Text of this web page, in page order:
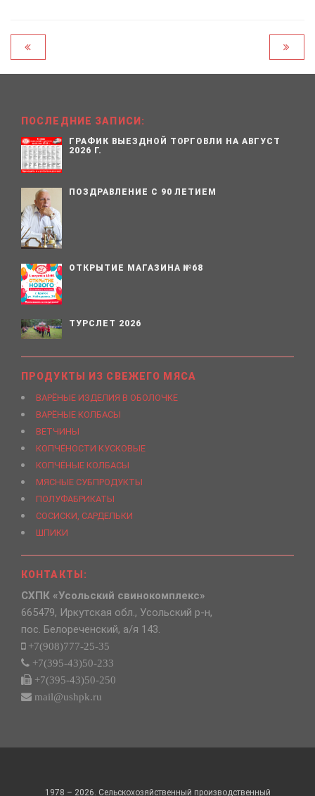
ПОСЛЕДНИЕ ЗАПИСИ:
ГРАФИК ВЫЕЗДНОЙ ТОРГОВЛИ НА АВГУСТ
2026 Г.
ПОЗДРАВЛЕНИЕ С 90 ЛЕТИЕМ
ОТКРЫТИЕ МАГАЗИНА №68
ТУРСЛЕТ 2026
ПРОДУКТЫ ИЗ СВЕЖЕГО МЯСА
ВАРЁНЫЕ ИЗДЕЛИЯ В ОБОЛОЧКЕ
ВАРЁНЫЕ КОЛБАСЫ
ВЕТЧИНЫ
КОПЧЁНОСТИ КУСКОВЫЕ
КОПЧЁНЫЕ КОЛБАСЫ
МЯСНЫЕ СУБПРОДУКТЫ
ПОЛУФАБРИКАТЫ
СОСИСКИ, САРДЕЛЬКИ
ШПИКИ
КОНТАКТЫ:
СХПК «Усольский свинокомплекс»
665479, Иркутская обл., Усольский р-н,
пос. Белореченский, а/я 143.
+7(908)777-25-35
+7(395-43)50-233
+7(395-43)50-250
mail@ushpk.ru
1978 – 2026. Сельскохозяйственный производственный